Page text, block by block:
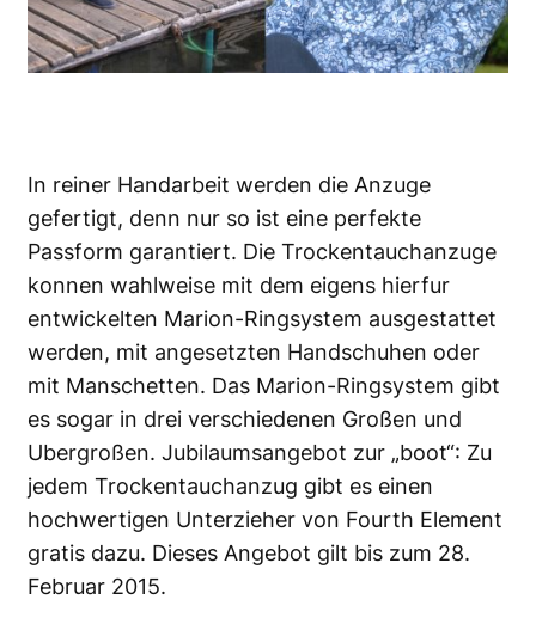
In reiner Handarbeit werden die Anzuge
gefertigt, denn nur so ist eine perfekte
Passform garantiert. Die Trockentauchanzuge
konnen wahlweise mit dem eigens hierfur
entwickelten Marion-Ringsystem ausgestattet
werden, mit angesetzten Handschuhen oder
mit Manschetten. Das Marion-Ringsystem gibt
es sogar in drei verschiedenen Großen und
Ubergroßen. Jubilaumsangebot zur „boot“: Zu
jedem Trockentauchanzug gibt es einen
hochwertigen Unterzieher von Fourth Element
gratis dazu. Dieses Angebot gilt bis zum 28.
Februar 2015.